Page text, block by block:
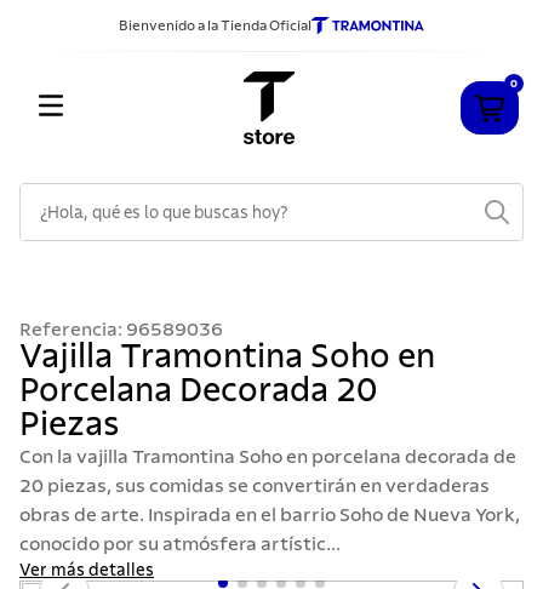
Bienvenido a la Tienda Oficial
0
Referencia: 96589036
Vajilla Tramontina Soho en
Porcelana Decorada 20
Piezas
Con la vajilla Tramontina Soho en porcelana decorada de
20 piezas, sus comidas se convertirán en verdaderas
obras de arte. Inspirada en el barrio Soho de Nueva York,
conocido por su atmósfera artístic...
Ver más detalles
2.
sarten
3.
cubiertos
4.
ollas
acero inoxidable
6.
grano
442